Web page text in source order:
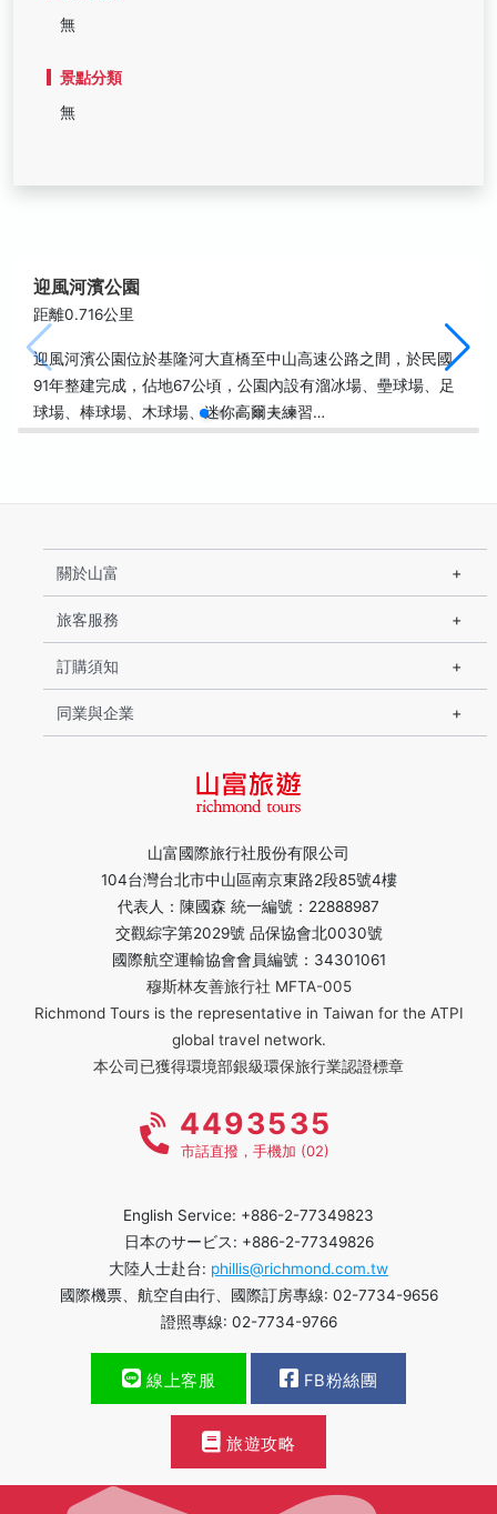
無
景點分類
無
迎風河濱公園
距離0.716公里
迎風河濱公園位於基隆河大直橋至中山高速公路之間，於民國
91年整建完成，佔地67公頃，公園內設有溜冰場、壘球場、足
球場、棒球場、木球場、迷你高爾夫練習…
山富國際旅行社股份有限公司
104台灣台北市中山區南京東路2段85號4樓
代表人：陳國森 統一編號：22888987
交觀綜字第2029號 品保協會北0030號
國際航空運輸協會會員編號：34301061
穆斯林友善旅行社 MFTA-005
Richmond Tours is the representative in Taiwan for the ATPI
global travel network.
本公司已獲得環境部銀級環保旅行業認證標章
關於山富
旅客服務
訂購須知
同業與企業
4493535
市話直撥，手機加 (02)
English Service: +886-2-77349823
日本のサービス: +886-2-77349826
大陸人士赴台: phillis@richmond.com.tw
國際機票、航空自由行、國際訂房專線: 02-7734-9656
證照專線: 02-7734-9766
線上客服 FB粉絲團
旅遊攻略